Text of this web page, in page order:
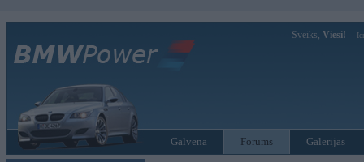
Sveiks, Viesi!
Galvenā Forums Galerijas